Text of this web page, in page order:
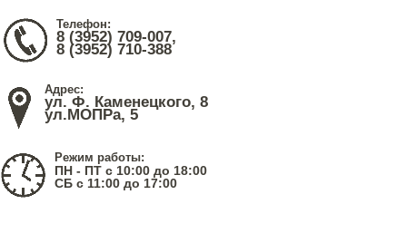
Телефон:
8 (3952) 709-007,
8 (3952) 710-388
Адрес:
ул. Ф. Каменецкого, 8
ул.МОПРа, 5
Режим работы:
ПН - ПТ с 10:00 до 18:00
СБ с 11:00 до 17:00